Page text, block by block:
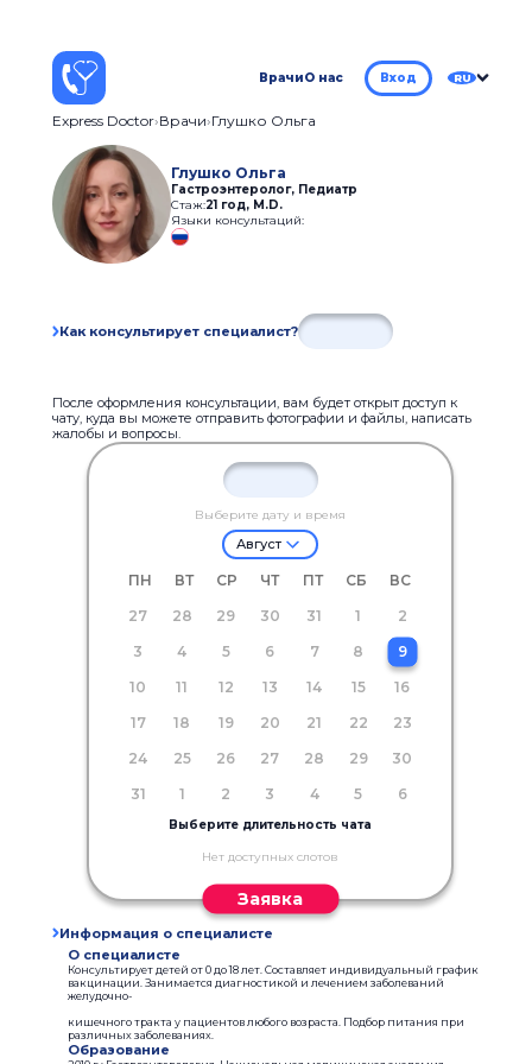
ВрачиО нас Вход RU
Express Doctor Врачи Глушко Ольга
Глушко Ольга
Гастроэнтеролог, Педиатр
Стаж:21 год, M.D.
Языки консультаций:
Как консультирует специалист?
После оформления консультации, вам будет открыт доступ к
чату, куда вы можете отправить фотографии и файлы, написать
жалобы и вопросы.
Выберите дату и время
Август
ПН ВТ СР ЧТ ПТ СБ
ВС
27
28 29 30 31 1
2
3
4 5 6 7 8
9
10
11 12 13 14 15
16
17
18 19 20 21 22
23
24
25 26 27 28 29
30
31
1 2 3 4 5 6
Выберите длительность чата
Нет доступных слотов
Заявка
Информация о специалисте
О специалисте
Консультирует детей от 0 до 18 лет. Составляет индивидуальный график
вакцинации. Занимается диагностикой и лечением заболеваний
желудочно-
кишечного тракта у пациентов любого возраста. Подбор питания при
различных заболеваниях.
Образование